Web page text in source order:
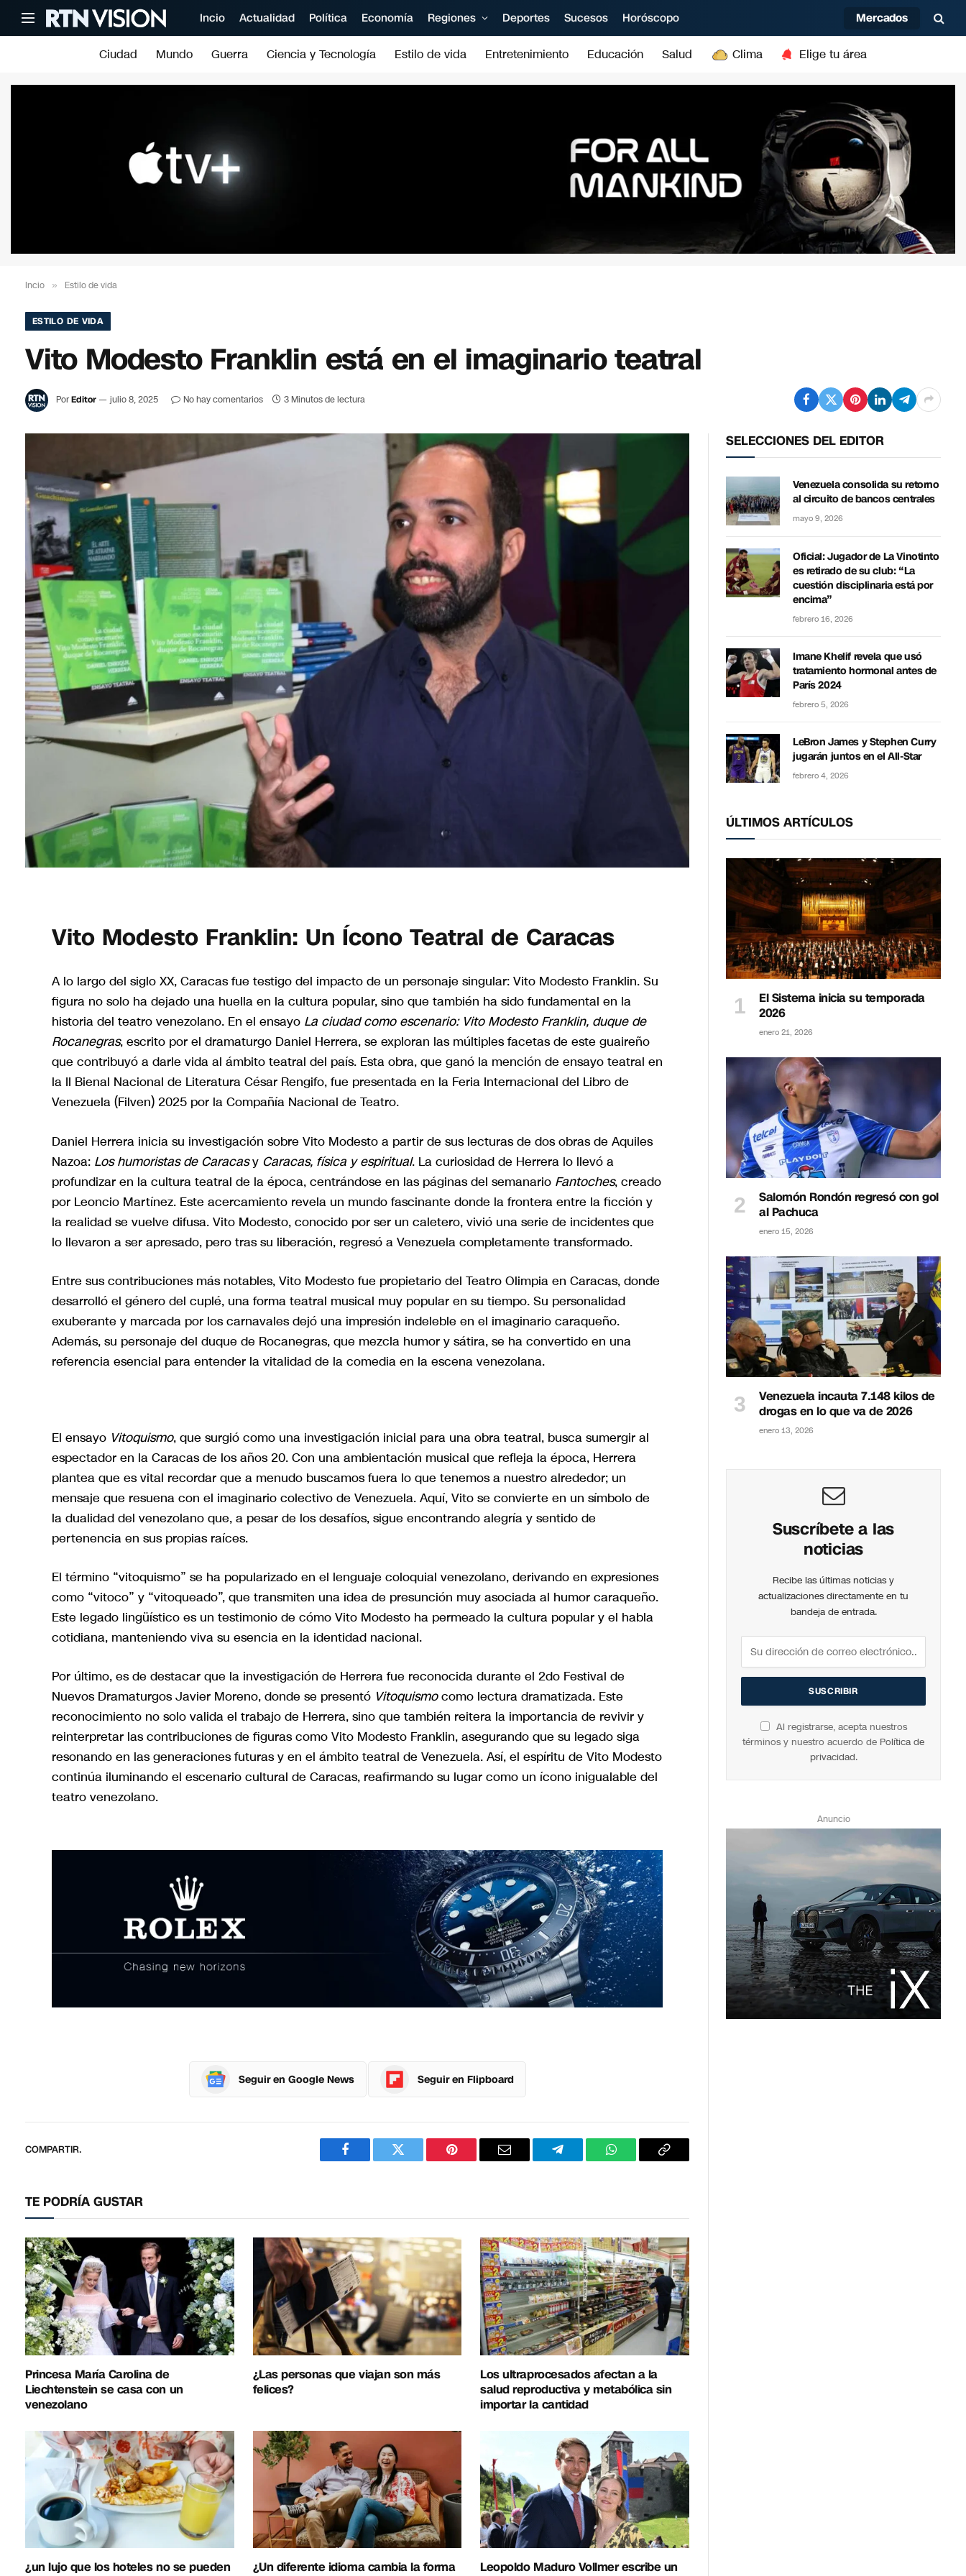
Incio Actualidad Política Economía Regiones Deportes Sucesos Horóscopo Mercados
Ciudad Mundo Guerra Ciencia y Tecnología Estilo de vida Entretenimiento Educación Salud Clima Elige tu área
Incio » Estilo de vida
ESTILO DE VIDA
Vito Modesto Franklin está en el imaginario teatral
PorEditor julio 8, 2025 No hay comentarios 3 Minutos de lectura
Vito Modesto Franklin: Un Ícono Teatral de Caracas
A lo largo del siglo XX, Caracas fue testigo del impacto de un personaje singular: Vito Modesto Franklin. Su
figura no solo ha dejado una huella en la cultura popular, sino que también ha sido fundamental en la
historia del teatro venezolano. En el ensayo La ciudad como escenario: Vito Modesto Franklin, duque de
Rocanegras, escrito por el dramaturgo Daniel Herrera, se exploran las múltiples facetas de este guaireño
que contribuyó a darle vida al ámbito teatral del país. Esta obra, que ganó la mención de ensayo teatral en
la II Bienal Nacional de Literatura César Rengifo, fue presentada en la Feria Internacional del Libro de
Venezuela (Filven) 2025 por la Compañía Nacional de Teatro.
Daniel Herrera inicia su investigación sobre Vito Modesto a partir de sus lecturas de dos obras de Aquiles
Nazoa: Los humoristas de Caracasy Caracas, física y espiritual. La curiosidad de Herrera lo llevó a
profundizar en la cultura teatral de la época, centrándose en las páginas del semanario Fantoches, creado
por Leoncio Martínez. Este acercamiento revela un mundo fascinante donde la frontera entre la ficción y
la realidad se vuelve difusa. Vito Modesto, conocido por ser un caletero, vivió una serie de incidentes que
lo llevaron a ser apresado, pero tras su liberación, regresó a Venezuela completamente transformado.
Entre sus contribuciones más notables, Vito Modesto fue propietario del Teatro Olimpia en Caracas, donde
desarrolló el género del cuplé, una forma teatral musical muy popular en su tiempo. Su personalidad
exuberante y marcada por los carnavales dejó una impresión indeleble en el imaginario caraqueño.
Además, su personaje del duque de Rocanegras, que mezcla humor y sátira, se ha convertido en una
referencia esencial para entender la vitalidad de la comedia en la escena venezolana.
El ensayo Vitoquismo, que surgió como una investigación inicial para una obra teatral, busca sumergir al
espectador en la Caracas de los años 20. Con una ambientación musical que refleja la época, Herrera
plantea que es vital recordar que a menudo buscamos fuera lo que tenemos a nuestro alrededor; un
mensaje que resuena con el imaginario colectivo de Venezuela. Aquí, Vito se convierte en un símbolo de
la dualidad del venezolano que, a pesar de los desafíos, sigue encontrando alegría y sentido de
pertenencia en sus propias raíces.
El término “vitoquismo” se ha popularizado en el lenguaje coloquial venezolano, derivando en expresiones
como “vitoco” y “vitoqueado”, que transmiten una idea de presunción muy asociada al humor caraqueño.
Este legado lingüístico es un testimonio de cómo Vito Modesto ha permeado la cultura popular y el habla
cotidiana, manteniendo viva su esencia en la identidad nacional.
Por último, es de destacar que la investigación de Herrera fue reconocida durante el 2do Festival de
Nuevos Dramaturgos Javier Moreno, donde se presentó Vitoquismocomo lectura dramatizada. Este
reconocimiento no solo valida el trabajo de Herrera, sino que también reitera la importancia de revivir y
reinterpretar las contribuciones de figuras como Vito Modesto Franklin, asegurando que su legado siga
resonando en las generaciones futuras y en el ámbito teatral de Venezuela. Así, el espíritu de Vito Modesto
continúa iluminando el escenario cultural de Caracas, reafirmando su lugar como un ícono inigualable del
teatro venezolano.
Seguir en Google News Seguir en Flipboard
COMPARTIR.
FacebookTwitter PinterestCorreo
TelegramWhatsAppCopiar
TE PODRÍA GUSTAR
Princesa María Carolina de
Liechtenstein se casa con un
venezolano
¿Las personas que viajan son más
felices?
Los ultraprocesados afectan a la
salud reproductiva y metabólica sin
importar la cantidad
¿un lujo que los hoteles no se pueden
¿Un diferente idioma cambia la forma
Leopoldo Maduro Vollmer escribe un
SELECCIONES DEL EDITOR
Venezuela consolida su retorno
al circuito de bancos centrales
mayo 9, 2026
Oficial: Jugador de La Vinotinto
es retirado de su club: “La
cuestión disciplinaria está por
encima”
febrero 16, 2026
Imane Khelif revela que usó
tratamiento hormonal antes de
París 2024
febrero 5, 2026
LeBron James y Stephen Curry
jugarán juntos en el All-Star
febrero 4, 2026
ÚLTIMOS ARTÍCULOS
El Sistema inicia su temporada
2026
enero 21, 2026
Salomón Rondón regresó con gol
al Pachuca
enero 15, 2026
Venezuela incauta 7.148 kilos de
drogas en lo que va de 2026
enero 13, 2026
Suscríbete a las
noticias
Recibe las últimas noticias y
actualizaciones directamente en tu
bandeja de entrada.
Al registrarse, acepta nuestros
términos y nuestro acuerdo de Política de
privacidad.
Anuncio